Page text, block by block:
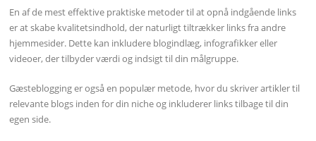
En af de mest effektive praktiske metoder til at opnå indgående links
er at skabe kvalitetsindhold, der naturligt tiltrækker links fra andre
hjemmesider. Dette kan inkludere blogindlæg, infografikker eller
videoer, der tilbyder værdi og indsigt til din målgruppe.
Gæsteblogging er også en populær metode, hvor du skriver artikler til
relevante blogs inden for din niche og inkluderer links tilbage til din
egen side.